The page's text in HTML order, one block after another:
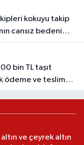
cansız bedeni
çıktı...
ödeme ve teslim
ve çeyrek altın